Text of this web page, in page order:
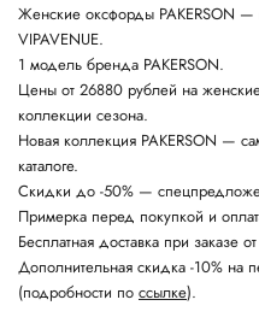
Женские оксфорды PAKERSON —
VIPAVENUE.
1 модель бренда PAKERSON.
Цены от 26880 рублей на
коллекции сезона.
Новая коллекция PAKERSON —
каталоге.
Скидки до -50% —
Примерка перед покупкой и
Бесплатная доставка при заказе
Дополнительная скидка -10%
(подробности по ссылке).